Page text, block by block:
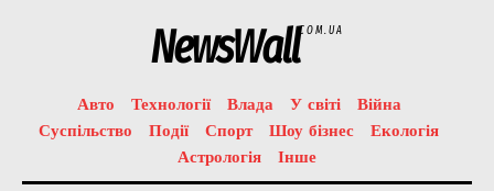
NewsWallCOM.UA
Авто Технології Влада У світі
Війна
Суспільство
Події Спорт Шоу бізнес
Екологія
Астрологія
Інше